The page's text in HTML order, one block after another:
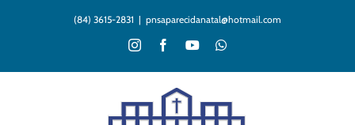
(84) 3615-2831 | pnsaparecidanatal@hotmail.com
InstagramFacebookYouTubeWhatsApp